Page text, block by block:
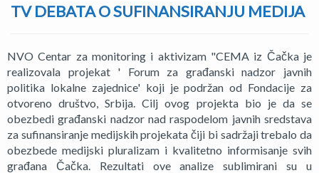
TV DEBATA O SUFINANSIRANJU MEDIJA
NVO Centar za monitoring i aktivizam "CEMA iz Čačka je
realizovala projekat ' Forum za građanski nadzor javnih
politika lokalne zajednice' koji je podržan od Fondacije za
otvoreno društvo, Srbija. Cilj ovog projekta bio je da se
obezbedi građanski nadzor nad raspodelom javnih sredstava
za sufinansiranje medijskih projekata čiji bi sadržaji trebalo da
obezbede medijski pluralizam i kvalitetno informisanje svih
građana Čačka. Rezultati ove analize sublimirani su u